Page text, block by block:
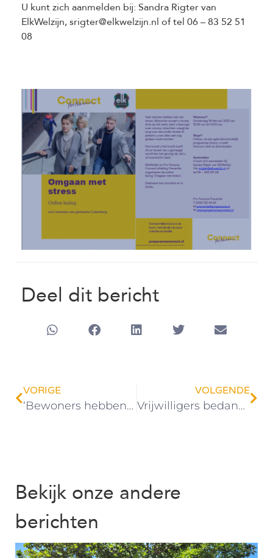
U kunt zich aanmelden bij: Sandra Rigter van
ElkWelzijn, srigter@elkwelzijn.nl of tel 06 – 83 52 51
08
Deel dit bericht
VORIGE
‘Bewoners hebben zelf de regie in handen’
VOLGENDE
Vrijwilligers bedankt!
Bekijk onze andere
berichten